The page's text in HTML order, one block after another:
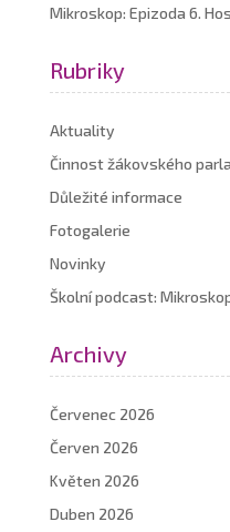
Mikroskop: Epizoda 6.
Rubriky
Aktuality
Činnost žákovského
Důležité informace
Fotogalerie
Novinky
Školní podcast:
Archivy
Červenec 2026
Červen 2026
Květen 2026
Duben 2026